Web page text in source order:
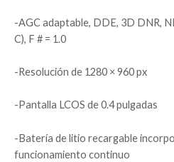
-AGC adaptable, DDE, 3D DNR,
C), F # = 1.0
-Resolución de 1280 × 960 px
-Pantalla LCOS de 0.4 pulgadas
-Batería de litio recargable
funcionamiento continuo